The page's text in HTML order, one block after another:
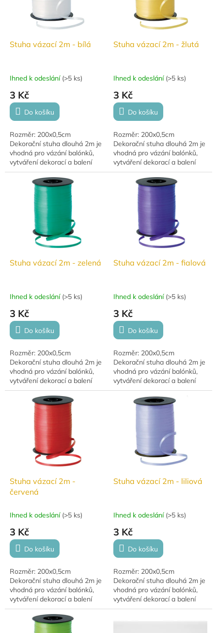
Stuha vázací 2m - bílá
Ihned k odeslání (>5 ks)
3 Kč
Do košíku
Rozměr: 200x0,5cm
Dekorační stuha dlouhá 2m je
vhodná pro vázání balónků,
vytváření dekorací a balení
dárků.
Stuha vázací 2m - žlutá
Ihned k odeslání (>5 ks)
3 Kč
Do košíku
Rozměr: 200x0,5cm
Dekorační stuha dlouhá 2m je
vhodná pro vázání balónků,
vytváření dekorací a balení
dárků.
Stuha vázací 2m - zelená
Ihned k odeslání (>5 ks)
3 Kč
Do košíku
Rozměr: 200x0,5cm
Dekorační stuha dlouhá 2m je
vhodná pro vázání balónků,
vytváření dekorací a balení
dárků.
Stuha vázací 2m - fialová
Ihned k odeslání (>5 ks)
3 Kč
Do košíku
Rozměr: 200x0,5cm
Dekorační stuha dlouhá 2m je
vhodná pro vázání balónků,
vytváření dekorací a balení
dárků.
Stuha vázací 2m -
červená
Ihned k odeslání (>5 ks)
3 Kč
Do košíku
Rozměr: 200x0,5cm
Dekorační stuha dlouhá 2m je
vhodná pro vázání balónků,
vytváření dekorací a balení
dárků.
Stuha vázací 2m - liliová
Ihned k odeslání (>5 ks)
3 Kč
Do košíku
Rozměr: 200x0,5cm
Dekorační stuha dlouhá 2m je
vhodná pro vázání balónků,
vytváření dekorací a balení
dárků.